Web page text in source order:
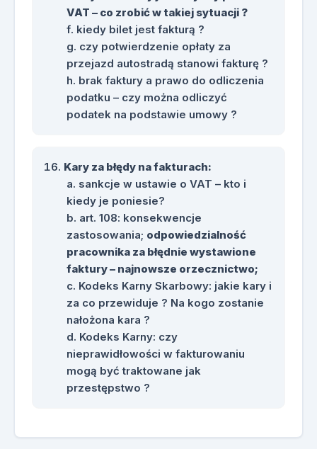
VAT – co zrobić w takiej sytuacji ?
kiedy bilet jest fakturą ?
czy potwierdzenie opłaty za
przejazd autostradą stanowi fakturę ?
brak faktury a prawo do odliczenia
podatku – czy można odliczyć
podatek na podstawie umowy ?
Kary za błędy na fakturach:
sankcje w ustawie o VAT – kto i
kiedy je poniesie?
art. 108: konsekwencje
zastosowania; odpowiedzialność
pracownika za błędnie wystawione
faktury – najnowsze orzecznictwo;
Kodeks Karny Skarbowy: jakie kary i
za co przewiduje ? Na kogo zostanie
nałożona kara ?
Kodeks Karny: czy
nieprawidłowości w fakturowaniu
mogą być traktowane jak
przestępstwo ?